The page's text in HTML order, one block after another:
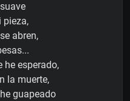
pieza,
abren,
he esperado,
la muerte,
guapeado